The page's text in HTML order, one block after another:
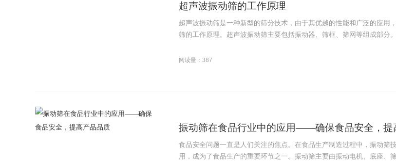
超声波振动筛的工作原理
超声波振动筛是一种新型的筛分技术，由于其优越的性能和广泛的应用
筛的工作原理。超声波振动筛主要包括振动器、筛框、筛网等组成部分。
阅读量：387
振动筛在食品行业中的应用——确保食品安全，提
食品安全问题一直是人们关注的焦点。在食品生产制造过程中，振动筛
用，成为了食品生产的重要环节之一。振动筛主要由振动电机、底座、筛